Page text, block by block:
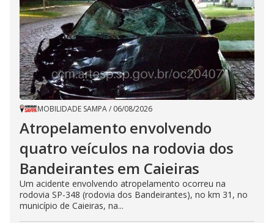
MOBILIDADE SAMPA/ 06/08/2026
Atropelamento envolvendo
quatro veículos na rodovia dos
Bandeirantes em Caieiras
Um acidente envolvendo atropelamento ocorreu na
rodovia SP-348 (rodovia dos Bandeirantes), no km 31, no
município de Caieiras, na...